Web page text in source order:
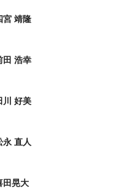
宮 靖隆
田 浩幸
川 好美
永 直人
田晃大